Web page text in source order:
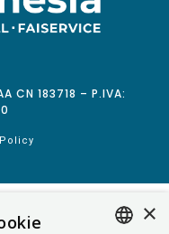
CN 183718 – P.IVA:
×